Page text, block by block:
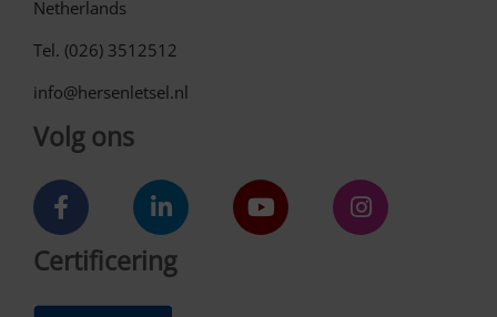
Netherlands
Tel. (026) 3512512
info@hersenletsel.nl
Volg ons
Certificering